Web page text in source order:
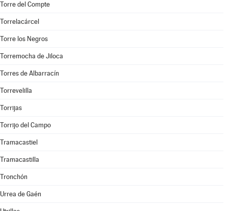
Torre del Compte
Torrelacárcel
Torre los Negros
Torremocha de Jiloca
Torres de Albarracín
Torrevelilla
Torrijas
Torrijo del Campo
Tramacastiel
Tramacastilla
Tronchón
Urrea de Gaén